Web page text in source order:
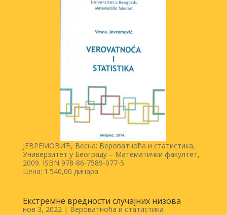
ЈЕВРЕМОВИЋ, Весна: Вероватноћа и статистика,
Универзитет у Београду – Математички факултет,
2009. ISBN 978-86-7589-077-5
Цена: 1.540,00 динара
Екстремне вредности случајних низова
нов 3, 2022| Вероватноћа и статистика